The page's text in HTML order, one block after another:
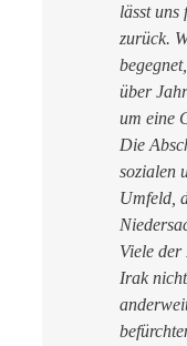
lässt uns
zurück.
über
um eine
Die
sozialen
Umfeld,
Viele der
Irak